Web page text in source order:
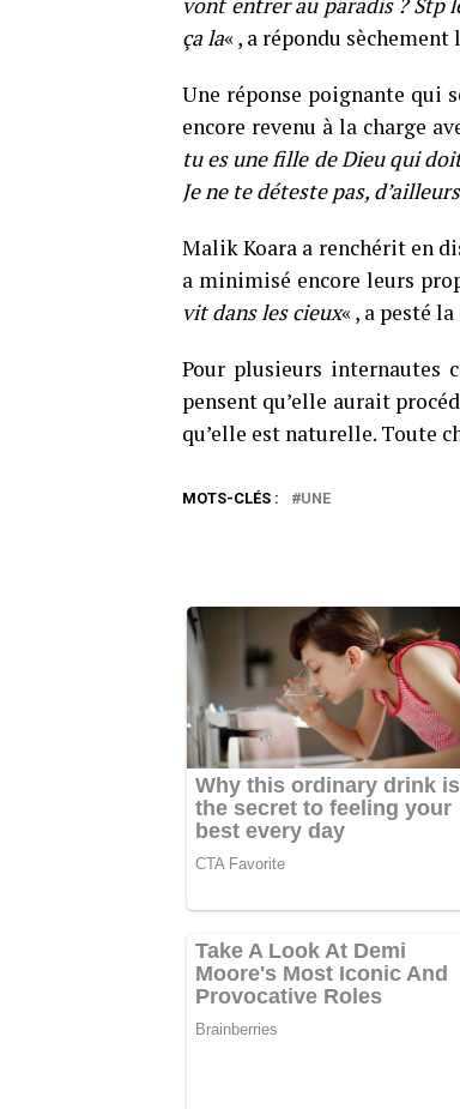
vont entrer au paradis ? Stp
ça la« , a répondu
Une réponse poignante qui
encore revenu à la charge
tu es une fille de Dieu qui
Je ne te déteste pas,
Malik Koara a renchérit en
a minimisé encore leurs
vit dans les cieux« , a pesté
Pour plusieurs internautes
pensent qu’elle aurait
qu’elle est naturelle. Toute
MOTS-CLÉS : UNE